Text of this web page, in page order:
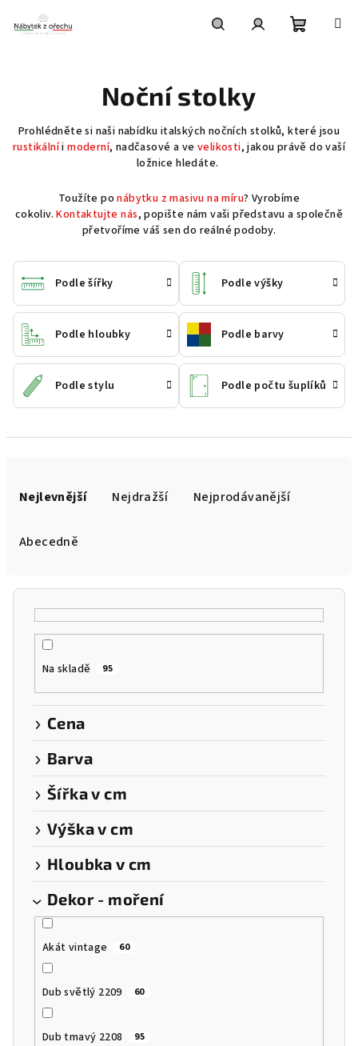
obsah
Noční stolky
Prohlédněte si naši nabídku italských nočních stolků, které jsou
rustikálníimoderní, nadčasové a ve velikosti, jakou právě do vaší
ložnice hledáte.
Toužíte ponábytku z masivu na míru? Vyrobíme
cokoliv.Kontaktujte nás, popište nám vaši představu a společně
přetvoříme váš sen do reálné podoby.
Podle šířky Podle výšky
Podle hloubky Podle barvy
Podle stylu Podle počtu šuplíků
Nejlevnější Nejdražší Nejprodávanější
Abecedně
Na skladě 95
Cena
Barva
Šířka v cm
Výška v cm
Hloubka v cm
Dekor - moření
Akát vintage 60
Dub světlý 2209 60
Dub tmavý 2208 95